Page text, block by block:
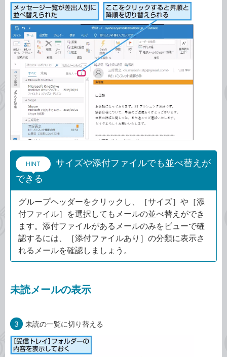
HINT
サイズや添付ファイルでも並べ替えが
できる
グループヘッダーをクリックし、［サイズ］や［添
付ファイル］を選択してもメールの並べ替えができ
ます。添付ファイルがあるメールのみをビューで確
認するには、［添付ファイルあり］の分類に表示さ
れるメールを確認しましょう。
未読メールの表示
3 未読の一覧に切り替える